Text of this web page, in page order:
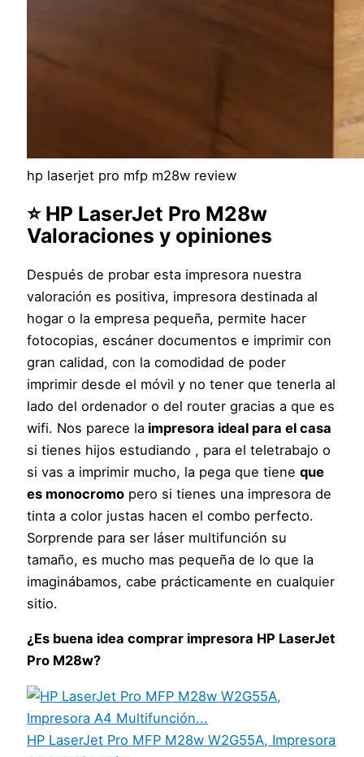
hp laserjet pro mfp m28w review
⭐ HP LaserJet Pro M28w
Valoraciones y opiniones
Después de probar esta impresora nuestra
valoración es positiva, impresora destinada al
hogar o la empresa pequeña, permite hacer
fotocopias, escáner documentos e imprimir con
gran calidad, con la comodidad de poder
imprimir desde el móvil y no tener que tenerla al
lado del ordenador o del router gracias a que es
wifi. Nos parece la impresora ideal para el casa
si tienes hijos estudiando , para el teletrabajo o
si vas a imprimir mucho, la pega que tieneque
es monocromo pero si tienes una impresora de
tinta a color justas hacen el combo perfecto.
Sorprende para ser láser multifunción su
tamaño, es mucho mas pequeña de lo que la
imaginábamos, cabe prácticamente en cualquier
sitio.
¿Es buena idea comprar impresora HP LaserJet
Pro M28w?
HP LaserJet Pro MFP M28w W2G55A, Impresora